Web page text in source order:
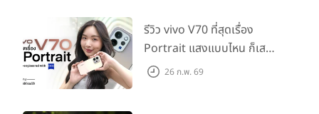
รีวิว vivo V70 ที่สุดเรื่อง
Portrait แสงแบบไหน ก็เส
กช็อตให้สวยได้!
26 ก.พ. 69